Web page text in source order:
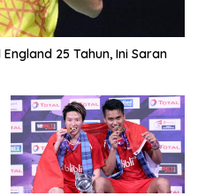
25 Tahun, Ini Saran